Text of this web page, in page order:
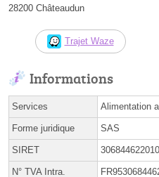
28200 Châteaudun
Trajet Waze
Informations
Services Alimentation
Forme juridique SAS
SIRET
N° TVA Intra.